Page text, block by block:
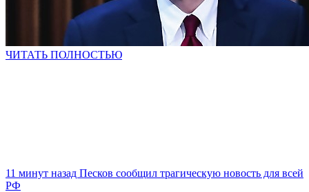
ЧИТАТЬ ПОЛНОСТЬЮ
11 минут назад Песков сообщил трагическую новость для всей
РФ